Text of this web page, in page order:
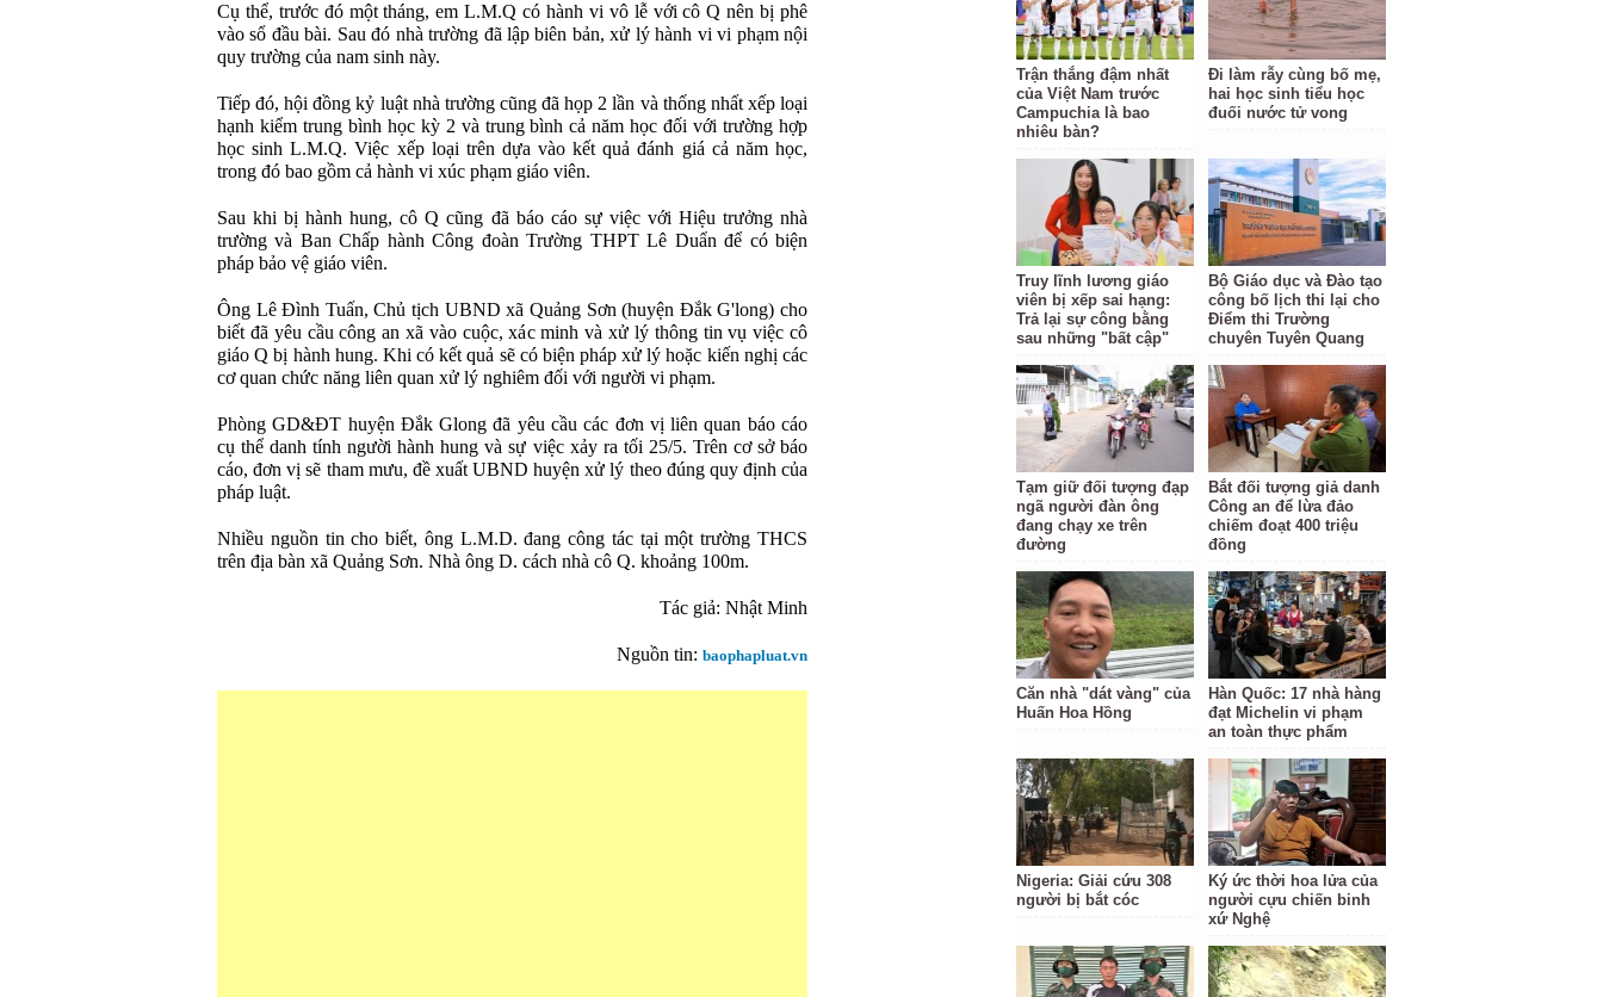
Cụ thể, trước đó một tháng, em L.M.Q có hành vi vô lễ với cô Q nên bị phê
vào sổ đầu bài. Sau đó nhà trường đã lập biên bản, xử lý hành vi vi phạm nội
quy trường của nam sinh này.
Tiếp đó, hội đồng kỷ luật nhà trường cũng đã họp 2 lần và thống nhất xếp loại
hạnh kiểm trung bình học kỳ 2 và trung bình cả năm học đối với trường hợp
học sinh L.M.Q. Việc xếp loại trên dựa vào kết quả đánh giá cả năm học,
trong đó bao gồm cả hành vi xúc phạm giáo viên.
Sau khi bị hành hung, cô Q cũng đã báo cáo sự việc với Hiệu trưởng nhà
trường và Ban Chấp hành Công đoàn Trường THPT Lê Duẩn để có biện
pháp bảo vệ giáo viên.
Ông Lê Đình Tuấn, Chủ tịch UBND xã Quảng Sơn (huyện Đắk G'long) cho
biết đã yêu cầu công an xã vào cuộc, xác minh và xử lý thông tin vụ việc cô
giáo Q bị hành hung. Khi có kết quả sẽ có biện pháp xử lý hoặc kiến nghị các
cơ quan chức năng liên quan xử lý nghiêm đối với người vi phạm.
Phòng GD&ĐT huyện Đắk Glong đã yêu cầu các đơn vị liên quan báo cáo
cụ thể danh tính người hành hung và sự việc xảy ra tối 25/5. Trên cơ sở báo
cáo, đơn vị sẽ tham mưu, đề xuất UBND huyện xử lý theo đúng quy định của
pháp luật.
Nhiều nguồn tin cho biết, ông L.M.D. đang công tác tại một trường THCS
trên địa bàn xã Quảng Sơn. Nhà ông D. cách nhà cô Q. khoảng 100m.
Tác giả: Nhật Minh
Nguồn tin: baophapluat.vn
Trận thắng đậm nhất
của Việt Nam trước
Campuchia là bao
nhiêu bàn?
Đi làm rẫy cùng bố mẹ,
hai học sinh tiểu học
đuối nước tử vong
Truy lĩnh lương giáo
viên bị xếp sai hạng:
Trả lại sự công bằng
sau những "bất cập"
Bộ Giáo dục và Đào tạo
công bố lịch thi lại cho
Điểm thi Trường
chuyên Tuyên Quang
Tạm giữ đối tượng đạp
ngã người đàn ông
đang chạy xe trên
đường
Bắt đối tượng giả danh
Công an để lừa đảo
chiếm đoạt 400 triệu
đồng
Căn nhà "dát vàng" của
Huấn Hoa Hồng
Hàn Quốc: 17 nhà hàng
đạt Michelin vi phạm
an toàn thực phẩm
Nigeria: Giải cứu 308
người bị bắt cóc
Ký ức thời hoa lửa của
người cựu chiến binh
xứ Nghệ